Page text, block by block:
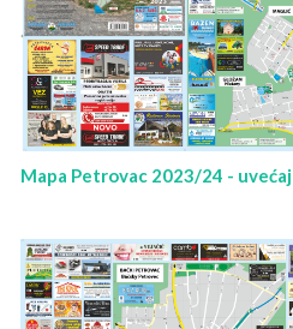
Mapa Petrovac 2023/24 - uvećaj